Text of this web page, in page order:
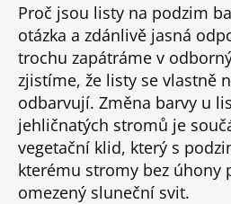
Proč jsou listy na podzim
otázka a zdánlivě jasná
trochu zapátráme v
zjistíme, že listy se vlastně
odbarvují. Změna barvy u
jehličnatých stromů je
vegetační klid, který s
kterému stromy bez úhony
omezený sluneční svit.